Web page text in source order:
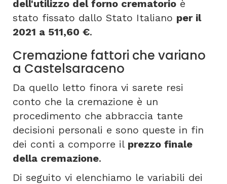
dell'utilizzo del forno crematorio è
stato fissato dallo Stato Italiano per il
2021 a 511,60 €.
Cremazione fattori che variano
a Castelsaraceno
Da quello letto finora vi sarete resi
conto che la cremazione è un
procedimento che abbraccia tante
decisioni personali e sono queste in fin
dei conti a comporre il prezzo finale
della cremazione.
Di seguito vi elenchiamo le variabili dei